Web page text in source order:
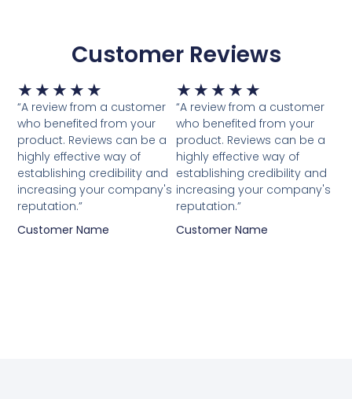
Customer Reviews
★ ★ ★ ★ ★ Waardering
5
van
5
“A review from a customer
who benefited from your
product. Reviews can be a
highly effective way of
establishing credibility and
increasing your company's
reputation.”
Customer Name
★ ★ ★ ★ ★
5
van
5
“A review from a customer
who benefited from your
product. Reviews can be a
highly effective way of
establishing credibility and
increasing your company's
reputation.”
Customer Name